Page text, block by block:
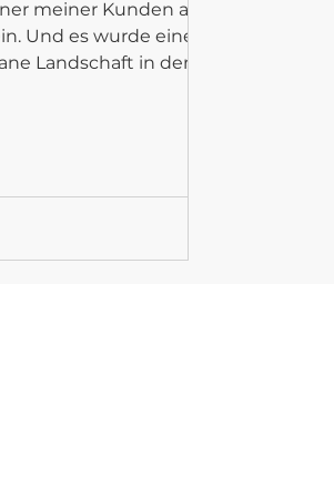
meiner Kunden aus
Und es wurde eine
Landschaft in dem